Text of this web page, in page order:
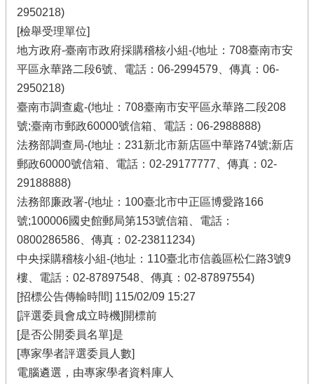
2950218)
[檢舉受理單位]
地方政府-臺南市政府採購稽核小組-(地址：708臺南市安
平區永華路二段6號、電話：06-2994579、傳真：06-
2950218)
臺南市調查處-(地址：708臺南市安平區永華路二段208
號;臺南市郵政60000號信箱、電話：06-2988888)
法務部調查局-(地址：231新北市新店區中華路74號;新店
郵政60000號信箱、電話：02-29177777、傳真：02-
29188888)
法務部廉政署-(地址：100臺北市中正區博愛路166
號;100006國史館郵局第153號信箱、電話：
0800286586、傳真：02-23811234)
中央採購稽核小組-(地址：110臺北市信義區松仁路3號9
樓、電話：02-87897548、傳真：02-87897554)
[招標公告傳輸時間] 115/02/09 15:27
[評選委員會成立時機]開標前
[是否公開委員名單]是
[專家學者評選委員人數]
電腦遴選，由專家學者資料庫人